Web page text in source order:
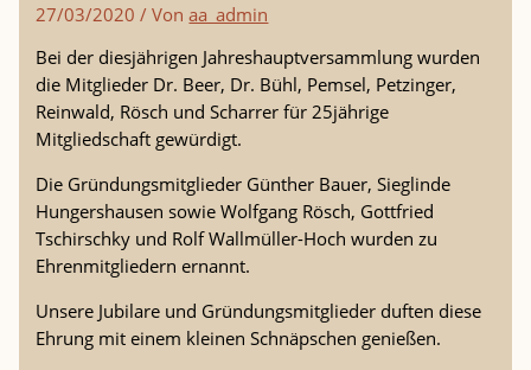
27/03/2020/ Vonaa_admin
Bei der diesjährigen Jahreshauptversammlung wurden
die Mitglieder Dr. Beer, Dr. Bühl, Pemsel, Petzinger,
Reinwald, Rösch und Scharrer für 25jährige
Mitgliedschaft gewürdigt.
Die Gründungsmitglieder Günther Bauer, Sieglinde
Hungershausen sowie Wolfgang Rösch, Gottfried
Tschirschky und Rolf Wallmüller-Hoch wurden zu
Ehrenmitgliedern ernannt.
Unsere Jubilare und Gründungsmitglieder duften diese
Ehrung mit einem kleinen Schnäpschen genießen.